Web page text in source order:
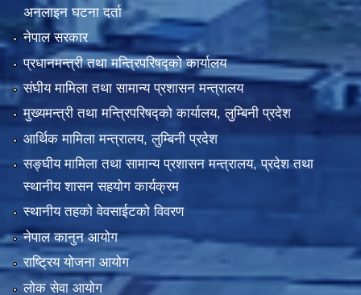
अनलाइन घटना दर्ता
नेपाल सरकार
प्रधानमन्त्री तथा मन्त्रिपरिषद्को कार्यालय
संघीय मामिला तथा सामान्य प्रशासन मन्त्रालय
मुख्यमन्त्री तथा मन्त्रिपरिषद्को कार्यालय, लुम्बिनी प्रदेश
आर्थिक मामिला मन्त्रालय, लुम्बिनी प्रदेश
सङ्घीय मामिला तथा सामान्य प्रशासन मन्त्रालय, प्रदेश तथा
स्थानीय शासन सहयोग कार्यक्रम
स्थानीय तहको वेवसाईटको विवरण
नेपाल कानुन आयोग
राष्ट्रिय योजना आयोग
लोक सेवा आयोग